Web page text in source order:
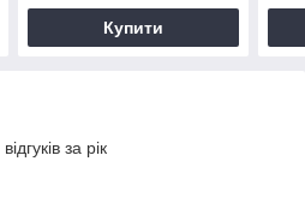
Купити
за рік